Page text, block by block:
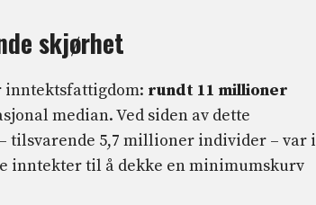
skjørhet
inntektsfattigdom: rundt 11 millioner
median. Ved siden av dette
– tilsvarende 5,7 millioner individer – var i
inntekter til å dekke en minimumskurv